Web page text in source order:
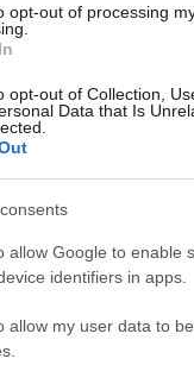
opt-out of processing
opt-out of Collection,
Data that Is
allow Google to enable
identifiers in apps.
allow my user data to
un’importante
con alcuni dei